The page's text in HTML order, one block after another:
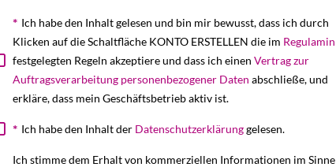
* Ich habe den Inhalt gelesen und bin mir bewusst, dass ich durch
Klicken auf die Schaltfläche KONTO ERSTELLEN die im Regulamin
festgelegten Regeln akzeptiere und dass ich einen Vertrag zur
Auftragsverarbeitung personenbezogener Daten abschließe, und
erkläre, dass mein Geschäftsbetrieb aktiv ist.
* Ich habe den Inhalt der Datenschutzerklärunggelesen.
Ich stimme dem Erhalt von kommerziellen Informationen im Sinne